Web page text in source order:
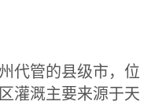
代管的县级市，位
灌溉主要来源于天